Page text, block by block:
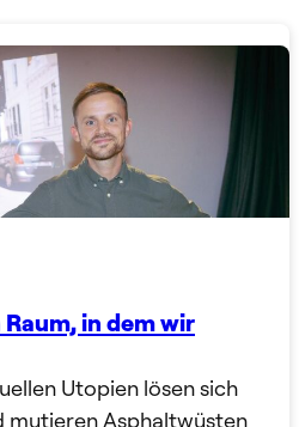
in dem wir
Utopien lösen sich
mutieren Asphaltwüsten